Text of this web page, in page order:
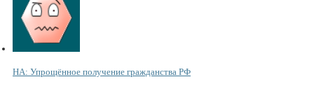
НА: Упрощённое получение гражданства РФ